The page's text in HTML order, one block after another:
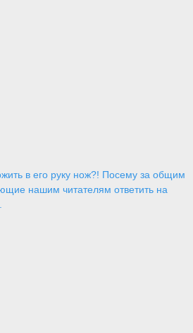
в его руку нож?! Посему за общим
нашим читателям ответить на